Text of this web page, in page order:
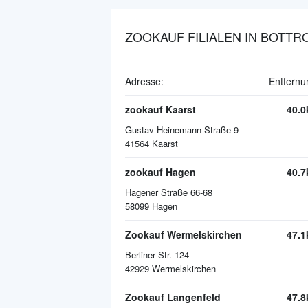
ZOOKAUF FILIALEN IN
Adresse:
zookauf Kaarst
Gustav-Heinemann-Straße 9
41564 Kaarst
zookauf Hagen
Hagener Straße 66-68
58099 Hagen
Zookauf Wermelskirchen
Berliner Str. 124
42929 Wermelskirchen
Zookauf Langenfeld